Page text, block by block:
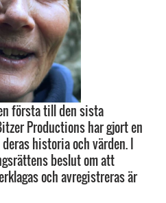
första till den sista
Productions har gjort en
historia och värden. I
beslut om att
och avregistreras är